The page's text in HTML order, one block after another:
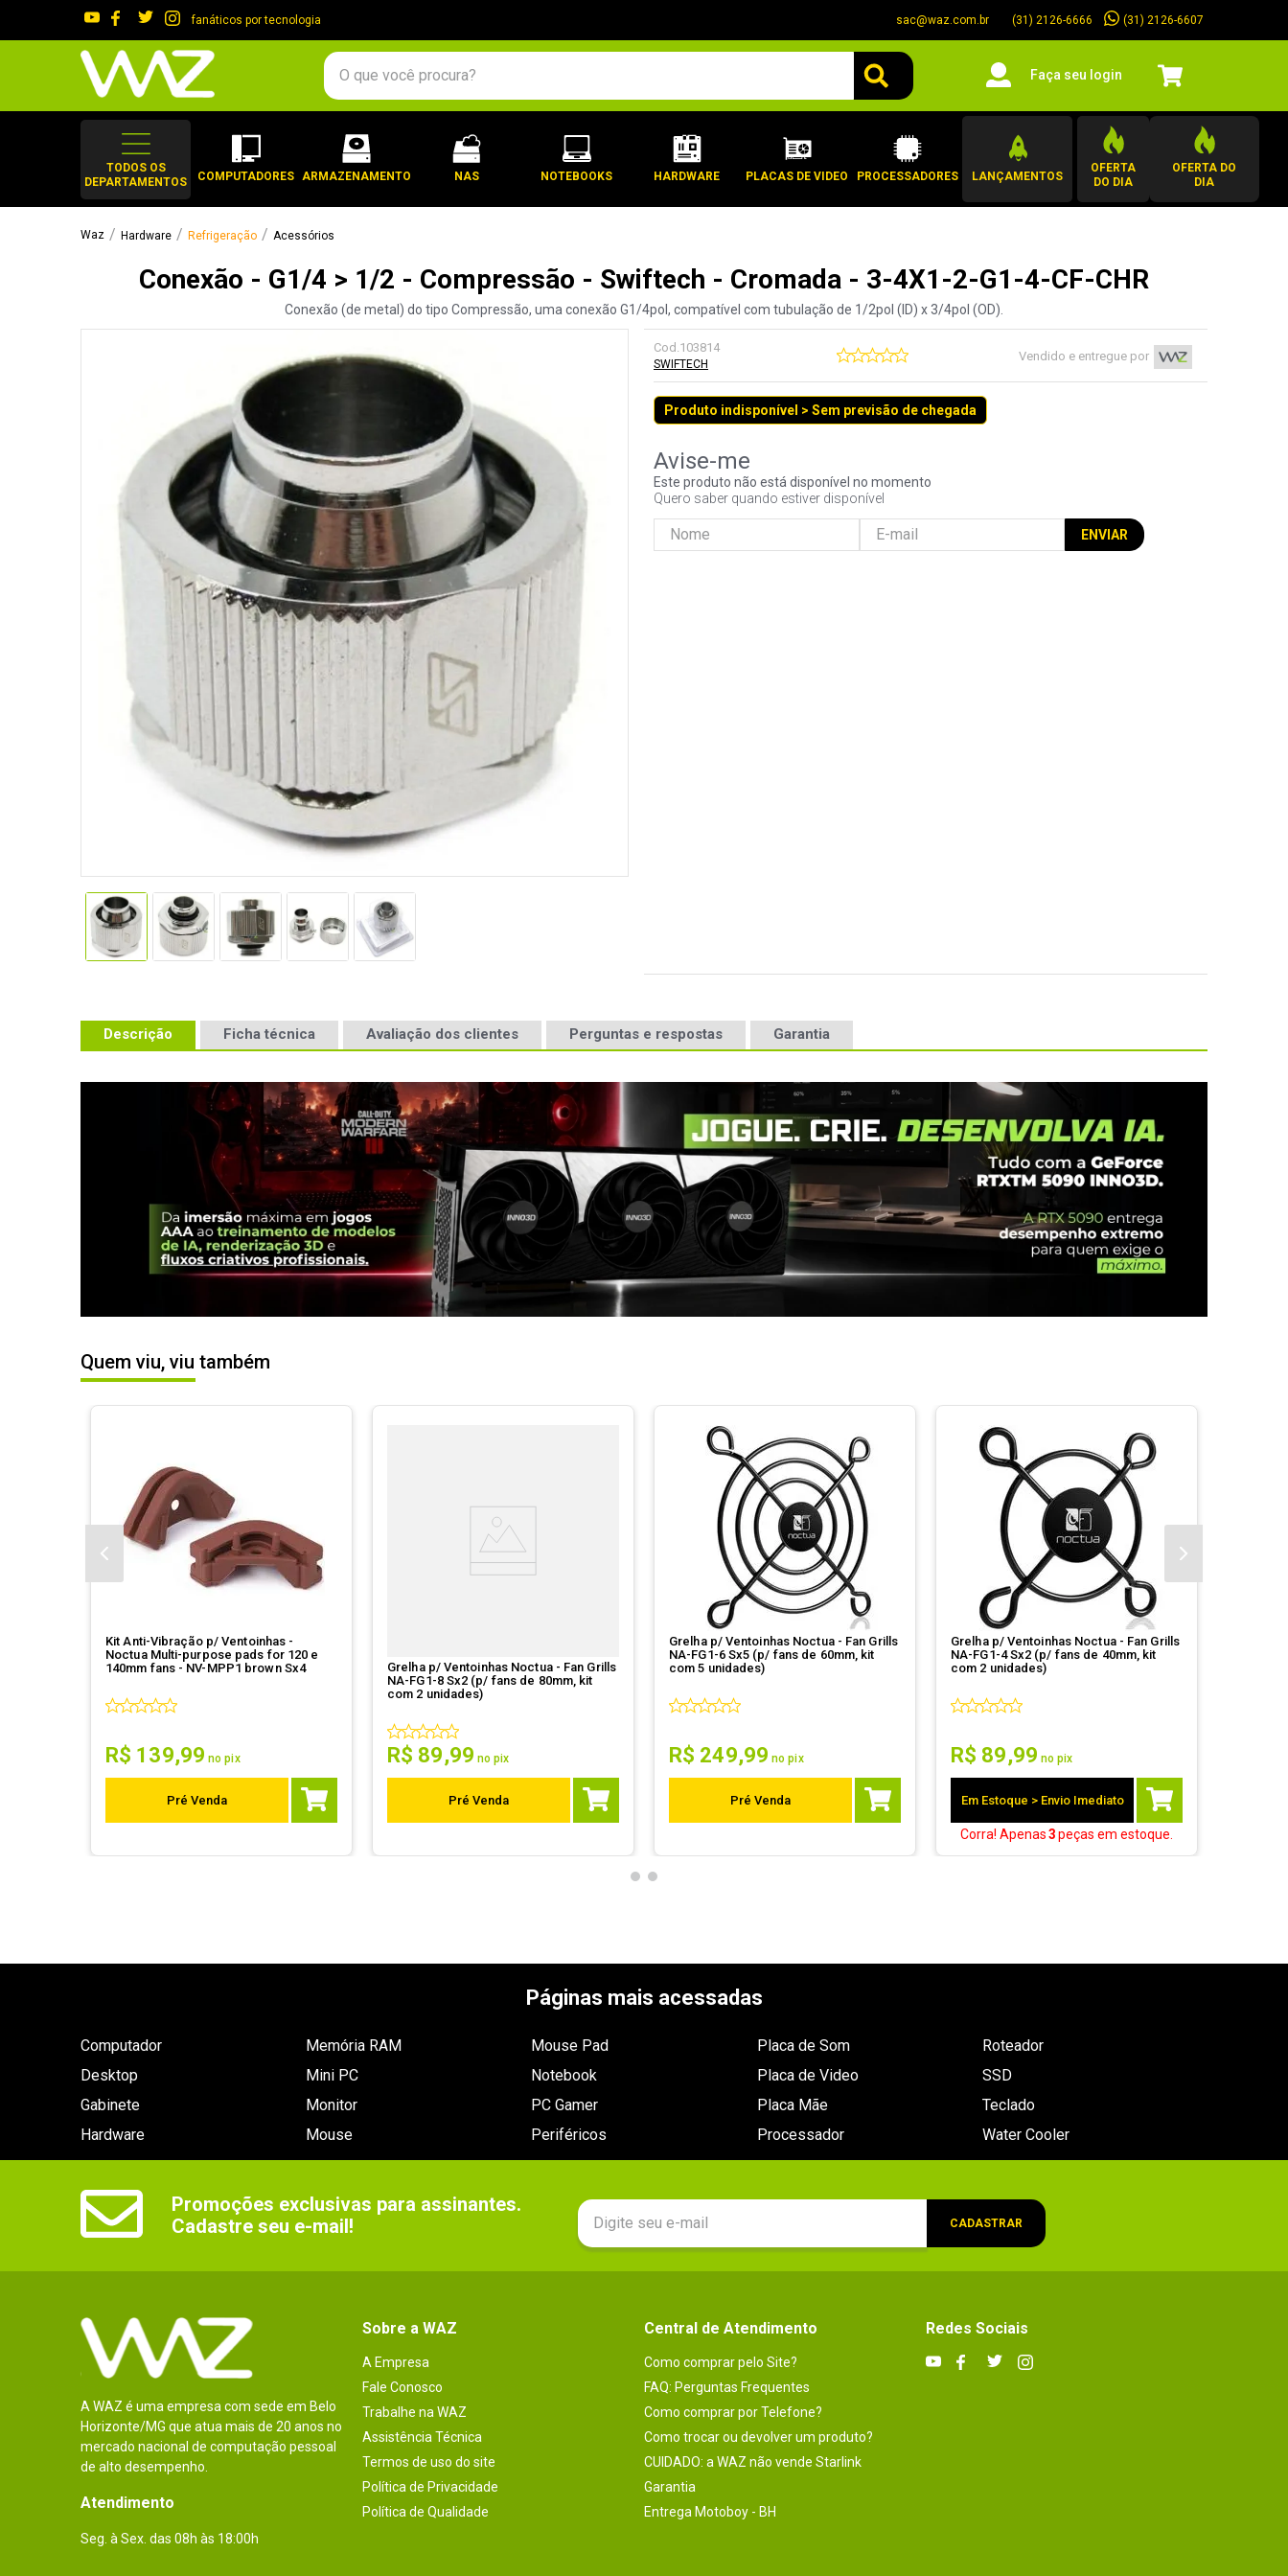
fanáticos por tecnologia sac@waz.com.br (31) 2126-6666 (31) 2126-6607
O que você procura?
Faça seu login
TODOS OS
DEPARTAMENTOS
COMPUTADORES ARMAZENAMENTO NAS NOTEBOOKS HARDWARE PLACAS DE VIDEO PROCESSADORES LANÇAMENTOS
OFERTA
DO DIA
OFERTA DO
DIA
Hardware Refrigeração Acessórios
Conexão - G1/4 > 1/2 - Compressão - Swiftech - Cromada - 3-4X1-2-G1-4-CF-CHR
Conexão (de metal) do tipo Compressão, uma conexão G1/4pol, compatível com tubulação de 1/2pol (ID) x 3/4pol (OD).
Cod.103814
SWIFTECH
Vendido e entregue por
Produto indisponível > Sem previsão de chegada
Este produto não está disponível no momento
Quero saber quando estiver disponível
ENVIAR
Descrição Ficha técnica Avaliação dos clientes Perguntas e respostas Garantia
Quem viu, viu também
Kit Anti-Vibração p/ Ventoinhas -
Noctua Multi-purpose pads for 120 e
140mm fans - NV-MPP1 brown Sx4
R$ 139,99 no pix
Pré Venda
Grelha p/ Ventoinhas Noctua - Fan Grills
NA-FG1-8 Sx2 (p/ fans de 80mm, kit
com 2 unidades)
R$ 89,99 no pix
Pré Venda
Grelha p/ Ventoinhas Noctua - Fan Grills
NA-FG1-6 Sx5 (p/ fans de 60mm, kit
com 5 unidades)
R$ 249,99 no pix
Pré Venda
Grelha p/ Ventoinhas Noctua - Fan Grills
NA-FG1-4 Sx2 (p/ fans de 40mm, kit
com 2 unidades)
R$ 89,99 no pix
Em Estoque > Envio Imediato
Corra! Apenas3peças em estoque.
Páginas mais acessadas
Computador
Desktop
Gabinete
Hardware
Memória RAM
Mini PC
Monitor
Mouse
Mouse Pad
Notebook
PC Gamer
Periféricos
Placa de Som
Placa de Video
Placa Mãe
Processador
Roteador
SSD
Teclado
Water Cooler
Promoções exclusivas para assinantes.
Cadastre seu e-mail!
CADASTRAR
A WAZ é uma empresa com sede em Belo
Horizonte/MG que atua mais de 20 anos no
mercado nacional de computação pessoal
de alto desempenho.
Atendimento
Seg. à Sex. das 08h às 18:00h
Sobre a WAZ
A Empresa
Fale Conosco
Trabalhe na WAZ
Assistência Técnica
Termos de uso do site
Política de Privacidade
Política de Qualidade
Central de Atendimento
Como comprar pelo Site?
FAQ: Perguntas Frequentes
Como comprar por Telefone?
Como trocar ou devolver um produto?
CUIDADO: a WAZ não vende Starlink
Garantia
Entrega Motoboy - BH
Redes Sociais
gabinete
2º
keychron
º
openbox
6º
mouse
7º
jonsbo
10º fractal